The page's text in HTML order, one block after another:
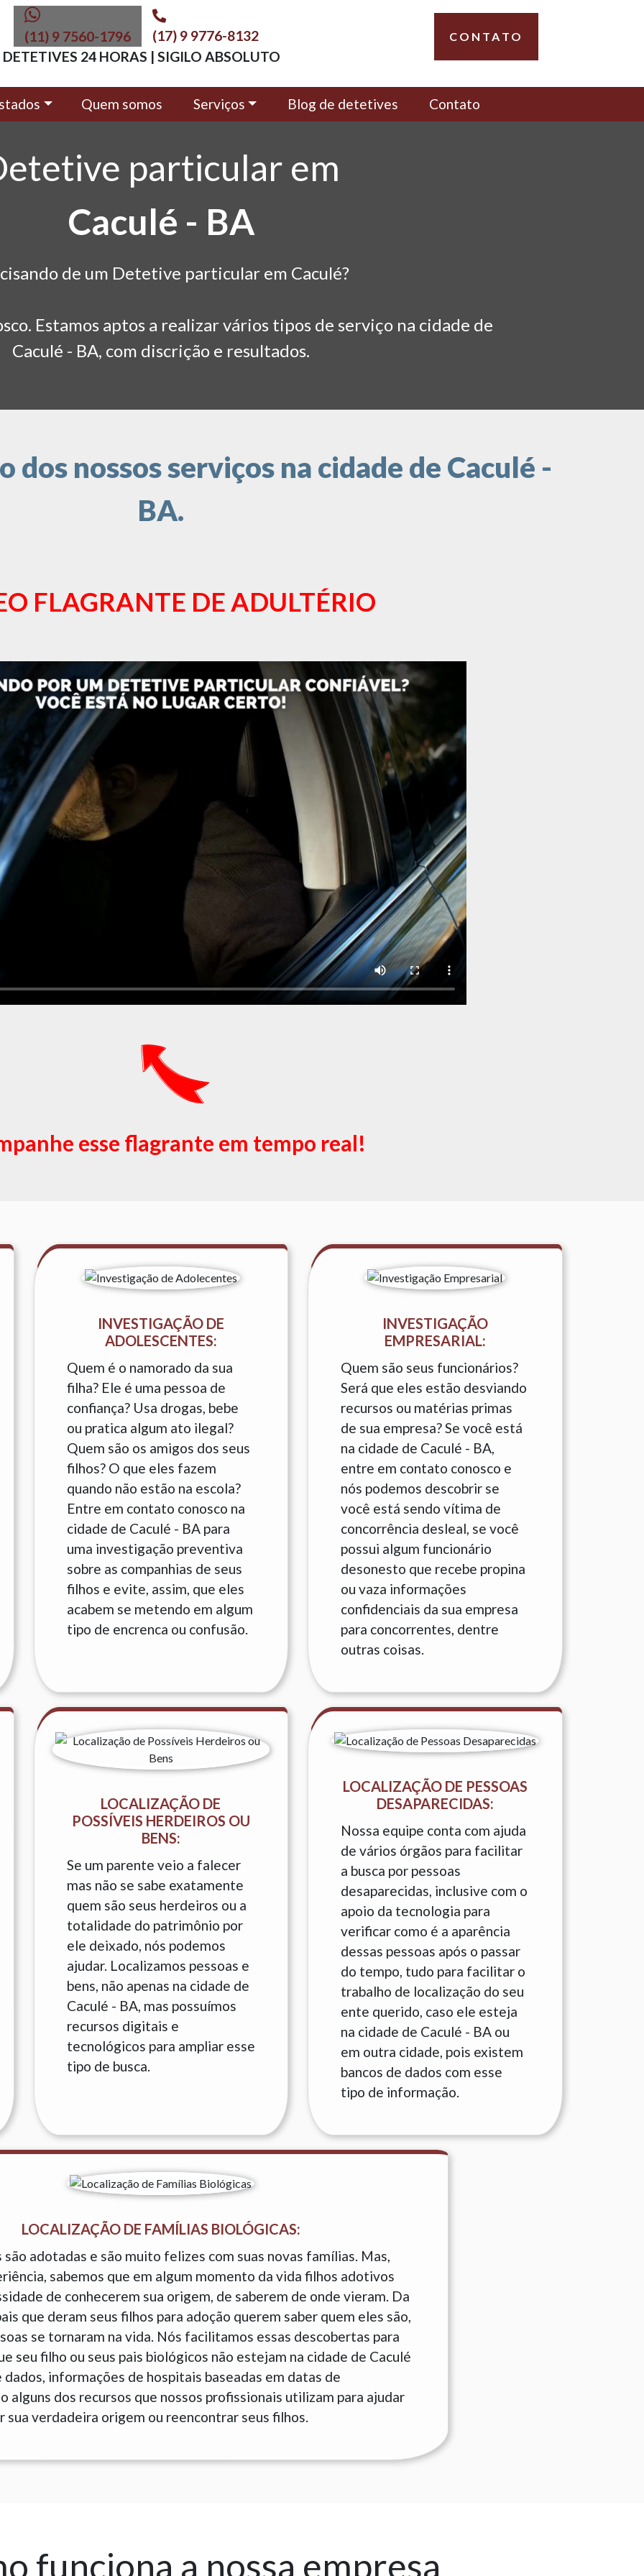
(11) 9 7560-1796
(17) 9 9776-8132
DETETIVES 24 HORAS | SIGILO ABSOLUTO
CONTATO
Quem somos Serviços Blog de detetives Contato
particular em
Caculé - BA
de um Detetive particular em Caculé?
Estamos aptos a realizar vários tipos de serviço na cidade de
Caculé - BA, com discrição e resultados.
dos nossos serviços na cidade de Caculé -
BA.
FLAGRANTE DE ADULTÉRIO
esse flagrante em tempo real!
INVESTIGAÇÃO DE
ADOLESCENTES:
Quem é o namorado da sua
filha? Ele é uma pessoa de
confiança? Usa drogas, bebe
ou pratica algum ato ilegal?
Quem são os amigos dos seus
filhos? O que eles fazem
quando não estão na escola?
Entre em contato conosco na
cidade de Caculé - BA para
uma investigação preventiva
sobre as companhias de seus
filhos e evite, assim, que eles
acabem se metendo em algum
tipo de encrenca ou confusão.
INVESTIGAÇÃO
EMPRESARIAL:
Quem são seus funcionários?
Será que eles estão desviando
recursos ou matérias primas
de sua empresa? Se você está
na cidade de Caculé - BA,
entre em contato conosco e
nós podemos descobrir se
você está sendo vítima de
concorrência desleal, se você
possui algum funcionário
desonesto que recebe propina
ou vaza informações
confidenciais da sua empresa
para concorrentes, dentre
outras coisas.
LOCALIZAÇÃO DE
POSSÍVEIS HERDEIROS OU
BENS:
Se um parente veio a falecer
mas não se sabe exatamente
quem são seus herdeiros ou a
totalidade do patrimônio por
ele deixado, nós podemos
ajudar. Localizamos pessoas e
bens, não apenas na cidade de
Caculé - BA, mas possuímos
recursos digitais e
tecnológicos para ampliar esse
tipo de busca.
LOCALIZAÇÃO DE PESSOAS
DESAPARECIDAS:
Nossa equipe conta com ajuda
de vários órgãos para facilitar
a busca por pessoas
desaparecidas, inclusive com o
apoio da tecnologia para
verificar como é a aparência
dessas pessoas após o passar
do tempo, tudo para facilitar o
trabalho de localização do seu
ente querido, caso ele esteja
na cidade de Caculé - BA ou
em outra cidade, pois existem
bancos de dados com esse
tipo de informação.
LOCALIZAÇÃO DE FAMÍLIAS BIOLÓGICAS:
adotadas e são muito felizes com suas novas famílias. Mas,
sabemos que em algum momento da vida filhos adotivos
de conhecerem sua origem, de saberem de onde vieram. Da
que deram seus filhos para adoção querem saber quem eles são,
se tornaram na vida. Nós facilitamos essas descobertas para
seu filho ou seus pais biológicos não estejam na cidade de Caculé
dados, informações de hospitais baseadas em datas de
alguns dos recursos que nossos profissionais utilizam para ajudar
sua verdadeira origem ou reencontrar seus filhos.
funciona a nossa empresa